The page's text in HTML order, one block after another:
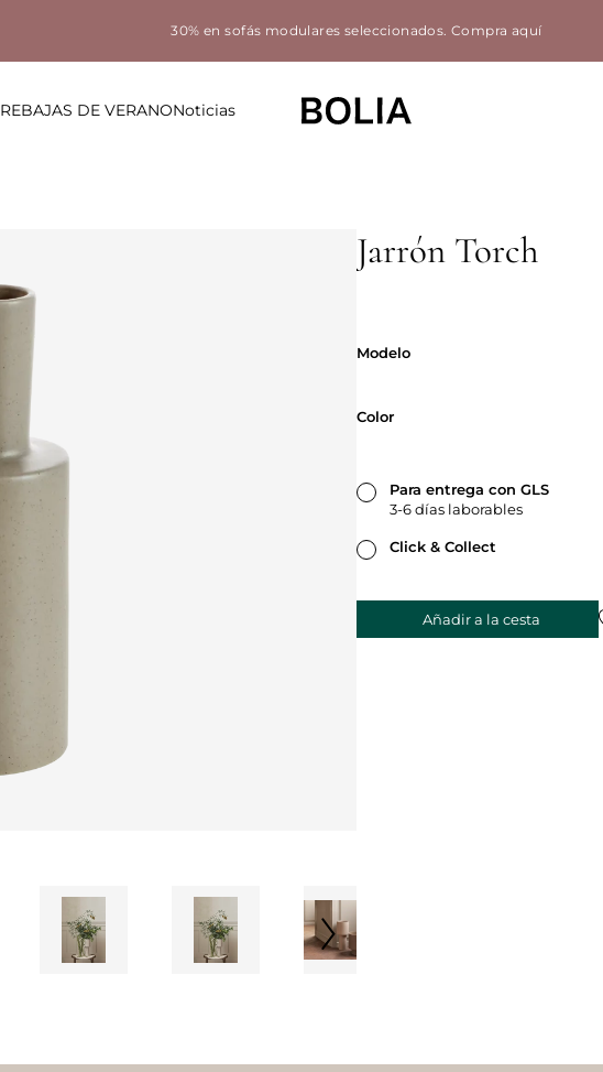
30% en sofás modulares seleccionados.Compra aquí
REBAJAS DE VERANONoticias
Jarrón Torch
Modelo
Color
Para entrega con GLS
3-6 días laborables
Click & Collect
Añadir a la cesta